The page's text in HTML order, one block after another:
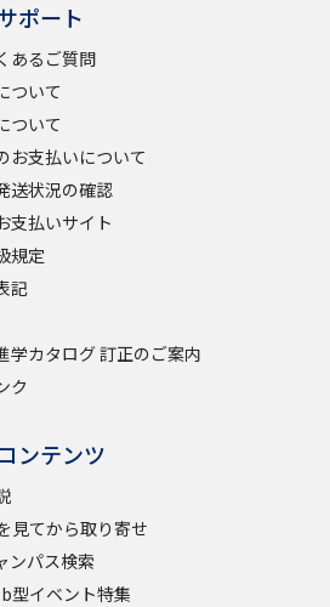
ポート
あるご質問
ついて
ついて
お支払いについて
送状況の確認
支払いサイト
規定
記
学カタログ 訂正のご案内
ク
ンテンツ
見てから取り寄せ
ンパス検索
型イベント特集